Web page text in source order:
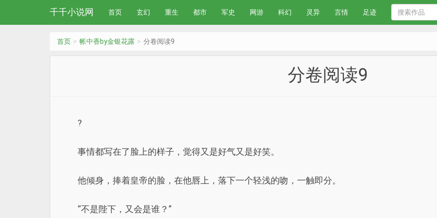
千千小说网 首页 玄幻 重生 都市 军史 网游 科幻 灵异 言情 足迹
首页 帐中香by金银花露 分卷阅读9
分卷阅读9
?
事情都写在了脸上的样子，觉得又是好气又是好笑。
他倾身，捧着皇帝的脸，在他唇上，落下一个轻浅的吻，一触即分。
“不是陛下，又会是谁？”